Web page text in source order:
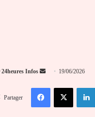
24heures Infos
Envoyer
courriel
19/06/2026
Partager
FacebookX